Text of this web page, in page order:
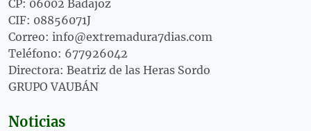
CP: 06002 Badajoz
CIF: 08856071J
Correo: info@extremadura7dias.com
Teléfono: 677926042
Directora: Beatriz de las Heras Sordo
GRUPO VAUBÁN
Noticias